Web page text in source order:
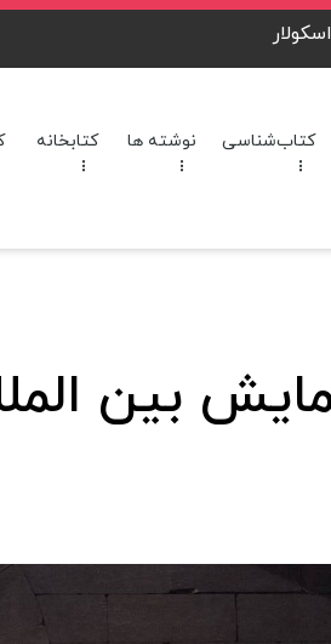
کتاب‌شناسی نوشته ها کتابخانه
بین